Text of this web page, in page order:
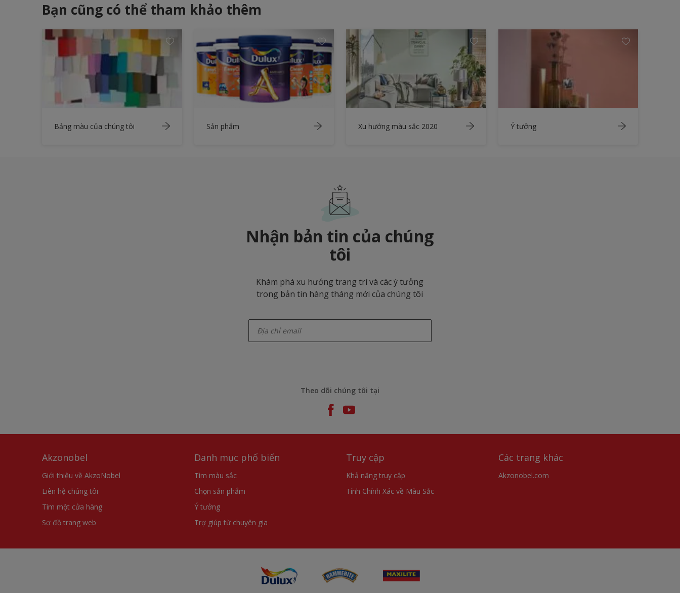
Bạn cũng có thể tham khảo thêm
Bảng màu của chúng tôi Sản phẩm Xu hướng màu sắc 2020 Ý tưởng
Nhận bản tin của chúng
tôi
Khám phá xu hướng trang trí và các ý tưởng
trong bản tin hàng tháng mới của chúng tôi
Theo dõi chúng tôi tại
Akzonobel
Giới thiệu về AkzoNobel
Liên hệ chúng tôi
Tìm một cửa hàng
Sơ đồ trang web
Danh mục phổ biến
Tìm màu sắc
Chọn sản phẩm
Ý tưởng
Trợ giúp từ chuyên gia
Truy cập
Khả năng truy cập
Tính Chính Xác về Màu Sắc
Các trang khác
Akzonobel.com